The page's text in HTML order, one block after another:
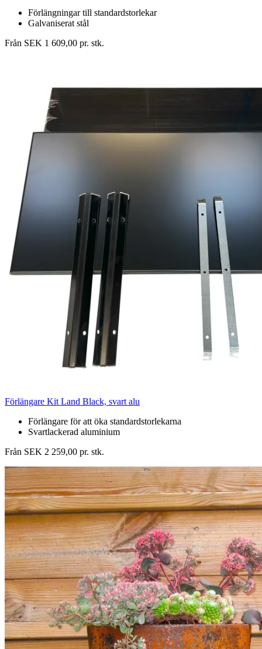
Förlängningar till standardstorlekar
Galvaniserat stål
Från SEK 1 609,00 pr. stk.
Förlängare Kit Land Black, svart alu
Förlängare för att öka standardstorlekarna
Svartlackerad aluminium
Från SEK 2 259,00 pr. stk.